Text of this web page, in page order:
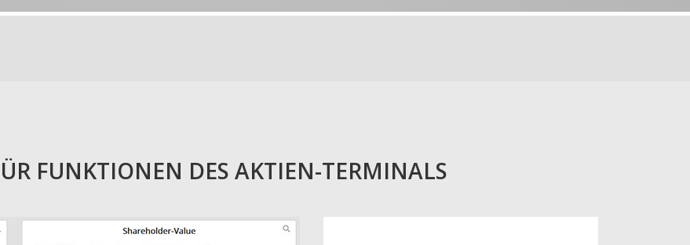
FUNKTIONEN DES AKTIEN-TERMINALS